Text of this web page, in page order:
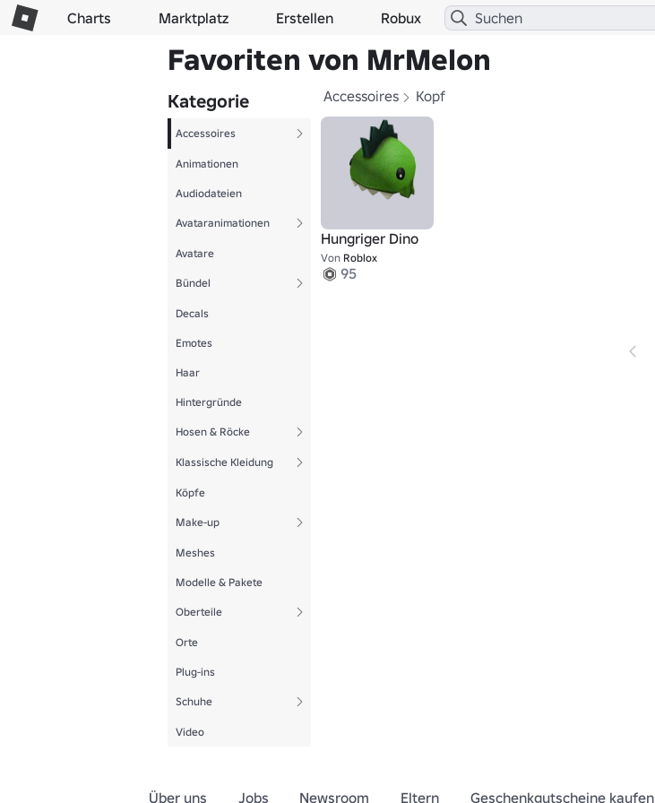
Charts Marktplatz Erstellen Robux
Favoriten von MrMelon
Kategorie
Accessoires
Animationen
Audiodateien
Avataranimationen
Avatare
Bündel
Decals
Emotes
Haar
Hintergründe
Hosen & Röcke
Klassische Kleidung
Köpfe
Make-up
Meshes
Modelle & Pakete
Oberteile
Orte
Plug-ins
Schuhe
Video
Accessoires Kopf
Hungriger Dino
Von Roblox
95
Über uns Jobs Newsroom Eltern Geschenkgutscheine kaufen